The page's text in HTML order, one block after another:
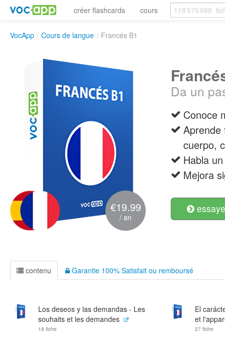
créer flashcards cours
VocApp / Cours de langue / Francés B1
€19.99
/ an
Da un
Conoce
Aprende
cuerpo,
Habla
Mejora
contenu Garantie 100% Satisfait ou remboursé
Los deseos y las demandas - Les
souhaits et les demandes
18 fiche
El
et
27 fiche